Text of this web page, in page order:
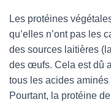
Les protéines
qu’elles n’ont pas les
des sources laitières
des œufs. Cela est dû
tous les acides
Pourtant, la protéine